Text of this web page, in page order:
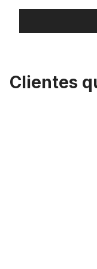
Clientes
Horquilla de doble